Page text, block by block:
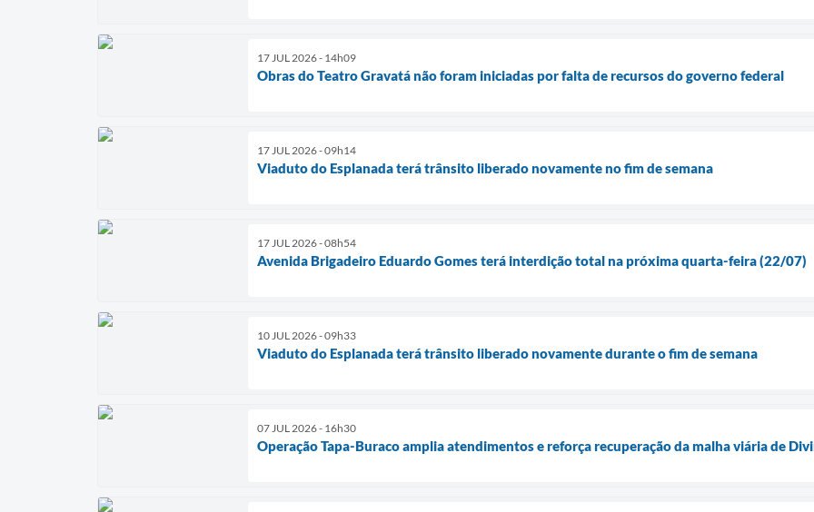
17 JUL 2026 - 14h09
Obras do Teatro Gravatá não foram iniciadas por falta de recursos do governo federal
17 JUL 2026 - 09h14
Viaduto do Esplanada terá trânsito liberado novamente no fim de semana
17 JUL 2026 - 08h54
Avenida Brigadeiro Eduardo Gomes terá interdição total na próxima quarta-feira (22/07)
10 JUL 2026 - 09h33
Viaduto do Esplanada terá trânsito liberado novamente durante o fim de semana
07 JUL 2026 - 16h30
Operação Tapa-Buraco amplia atendimentos e reforça recuperação da malha viária de